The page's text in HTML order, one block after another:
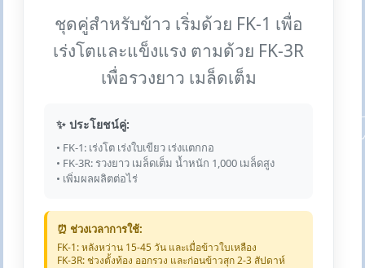
ชุดคู่สำหรับข้าว เริ่มด้วย FK-1 เพื่อ
เร่งโตและแข็งแรง ตามด้วย FK-3R
เพื่อรวงยาว เมล็ดเต็ม
✨ ประโยชน์คู่:
• FK-1: เร่งโต เร่งใบเขียว เร่งแตกกอ
• FK-3R: รวงยาว เมล็ดเต็ม น้ำหนัก 1,000 เมล็ดสูง
• เพิ่มผลผลิตต่อไร่
⏰ ช่วงเวลาการใช้:
FK-1: หลังหว่าน 15-45 วัน และเมื่อข้าวใบเหลือง
FK-3R: ช่วงตั้งท้อง ออกรวง และก่อนข้าวสุก 2-3 สัปดาห์